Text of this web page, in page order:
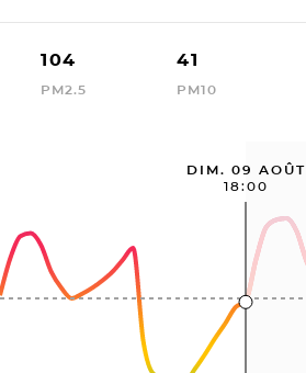
104
PM2.5
41
PM10
DIM. 09 AOÛT
18:00